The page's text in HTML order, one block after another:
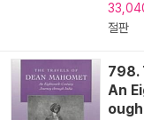
절판
798.
An